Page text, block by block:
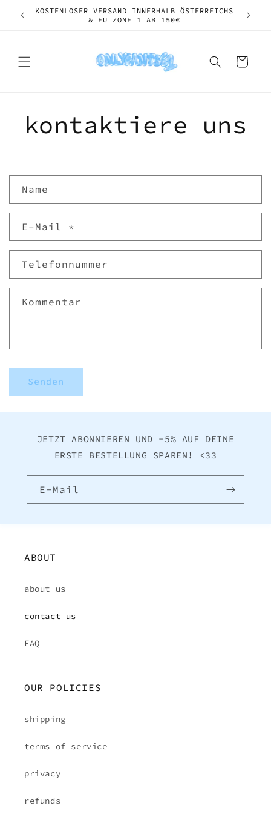
zum
KOSTENLOSER VERSAND INNERHALB ÖSTERREICHS
& EU ZONE 1 AB 150€
Warenkorb
kontaktiere uns
n
a
t
f
l
Name
E-Mail *
Telefonnummer
Kommentar
Senden
JETZT ABONNIEREN UND -5% AUF DEINE
ERSTE BESTELLUNG SPAREN! <33
E-Mail
ABOUT
about us
contact us
FAQ
OUR POLICIES
shipping
terms of service
privacy
refunds